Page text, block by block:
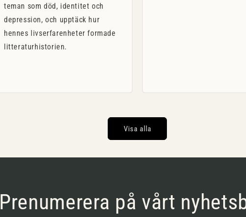
teman som död, identitet och
depression, och upptäck hur
hennes livserfarenheter formade
litteraturhistorien.
Visa alla
Prenumerera på vårt